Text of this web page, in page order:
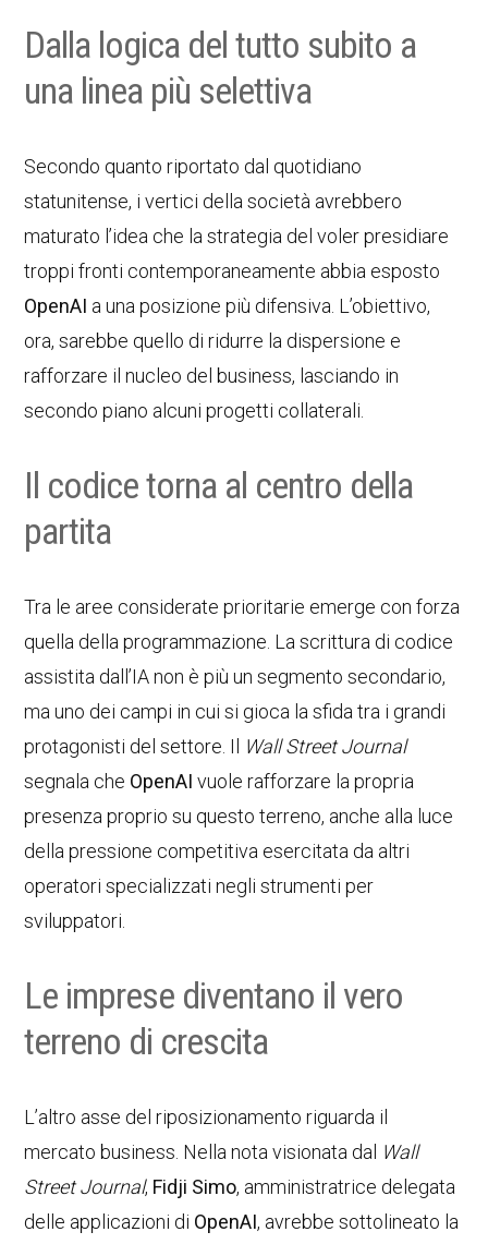
Dalla logica del tutto subito a
una linea più selettiva
Secondo quanto riportato dal quotidiano
statunitense, i vertici della società avrebbero
maturato l’idea che la strategia del voler presidiare
troppi fronti contemporaneamente abbia esposto
OpenAI a una posizione più difensiva. L’obiettivo,
ora, sarebbe quello di ridurre la dispersione e
rafforzare il nucleo del business, lasciando in
secondo piano alcuni progetti collaterali.
Il codice torna al centro della
partita
Tra le aree considerate prioritarie emerge con forza
quella della programmazione. La scrittura di codice
assistita dall’IA non è più un segmento secondario,
ma uno dei campi in cui si gioca la sfida tra i grandi
protagonisti del settore. Il
Wall Street Journal
segnala che OpenAI vuole rafforzare la propria
presenza proprio su questo terreno, anche alla luce
della pressione competitiva esercitata da altri
operatori specializzati negli strumenti per
sviluppatori.
Le imprese diventano il vero
terreno di crescita
L’altro asse del riposizionamento riguarda il
mercato business. Nella nota visionata dal Wall
Street Journal, Fidji Simo, amministratrice delegata
delle applicazioni di OpenAI, avrebbe sottolineato la